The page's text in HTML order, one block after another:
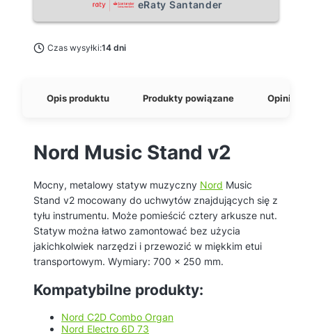
eRaty Santander
Czas wysyłki:14 dni
Opis produktu Produkty powiązane Opinie o
Nord Music Stand v2
Mocny, metalowy statyw muzyczny Nord Music
Stand v2 mocowany do uchwytów znajdujących się z
tyłu instrumentu. Może pomieścić cztery arkusze nut.
Statyw można łatwo zamontować bez użycia
jakichkolwiek narzędzi i przewozić w miękkim etui
transportowym. Wymiary: 700 x 250 mm.
Kompatybilne produkty:
Nord C2D Combo Organ
Nord Electro 6D 73